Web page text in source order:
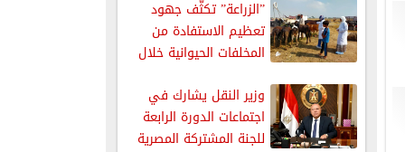
”الزراعة” تكثّف جهود
تعظيم الاستفادة من
المخلفات الحيوانية خلال
وزير النقل يشارك في
اجتماعات الدورة الرابعة
للجنة المشتركة المصرية